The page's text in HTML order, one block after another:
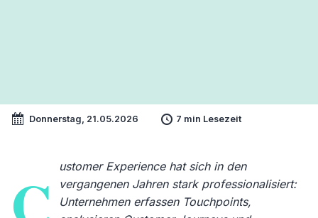
Donnerstag, 21.05.2026 7 min Lesezeit
ustomer Experience hat sich in den
vergangenen Jahren stark professionalisiert:
Unternehmen erfassen Touchpoints,